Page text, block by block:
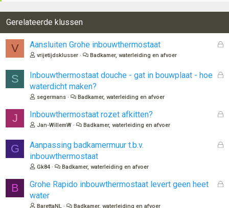
Gerelateerde klussen
V
G
Aansluiten Grohe inbouwthermostaat
vrijetijdsklusser Badkamer, waterleiding en afvoer
S
G
o
Inbouwthermostaat douche - gat in bouwplaat - hoe
waterdicht maken?
segermans Badkamer, waterleiding en afvoer
J
G
Inbouwthermostaat rozet afkitten?
Jan-WillemW Badkamer, waterleiding en afvoer
G
G
o
Aanpassing badkamermuur t.b.v.
inbouwthermostaat
Gk84 Badkamer, waterleiding en afvoer
B
G
Grohe Rapido inbouwthermostaat levert geen heet
water
BarettaNL Badkamer, waterleiding en afvoer